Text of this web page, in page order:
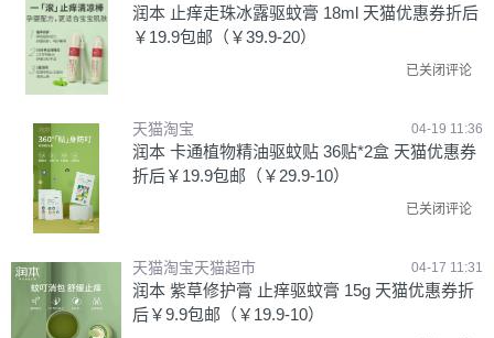
润本 止痒走珠冰露驱蚊膏 18ml 天猫优惠券折后
￥19.9包邮（￥39.9-20）
已关闭评论
天猫淘宝 04-19 11:36
润本 卡通植物精油驱蚊贴 36贴*2盒 天猫优惠券
折后￥19.9包邮（￥29.9-10）
已关闭评论
天猫淘宝天猫超市 04-17 11:31
润本 紫草修护膏 止痒驱蚊膏 15g 天猫优惠券折
后￥9.9包邮（￥19.9-10）